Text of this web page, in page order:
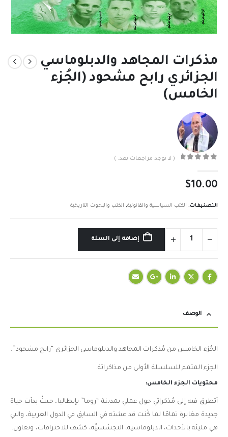
مذكرات المجاهد والدبلوماسي
الجزائري رابح مشحود (الجُزء
الخامس)
( لا توجد مراجعات بعد. )
$10.00
التصنيفات: الكتب السياسية والقانونية, الكتب والبحوث التاريخية
إضافة إلى السلة
الوصف
الجُزء الخامس من مُذكرات المجاهد والدبلوماسي الجزائري “رابح مشحود”.
الجزء المتمم للسلسلة الأولى من مذاكراتة.
محتويات الجزء الخامس:
أتطرق فيه إلى مُذكراتي حول عملي بمدينة “روما” يإيطاليا، حيثُ بدأت حياة
جديدة مغايرة تمامًا لما كُنت قد عشته في السابق في الدول العربية، والتي
هي مليئة بالأحداث، الدبلوماسية، التجسُسيَّة، كشف للاختراقات، وتعاون..